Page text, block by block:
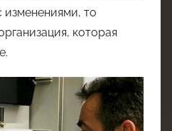
изменениями, то
которая